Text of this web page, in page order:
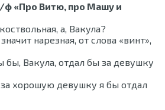
ф «Про Витю, про Машу и
а, Вакула?
нарезная, от слова «винт»,
Вакула, отдал бы за девушку
хорошую девушку я бы отдал